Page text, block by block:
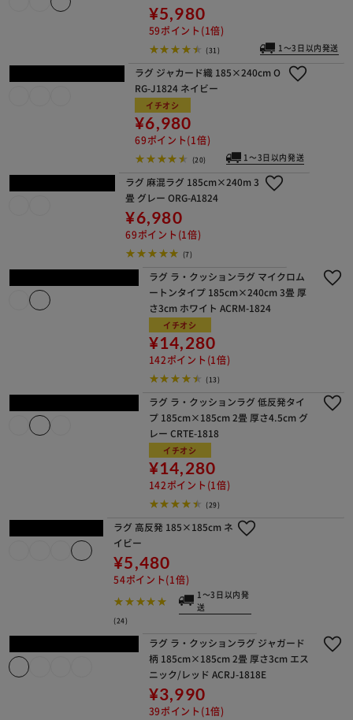
ラグ 和モダンラグ 185cm×240cm 3
畳 ベージュ×カーキ ORG-P1824
¥5,980
59ポイント(1倍)
ラグ 杢天竺キルトラグ 185cm×185c
m 2畳 ブルー ORG-M1818
¥5,980
59ポイント(1倍)
(31) 1～3日以内発送
ラグ ジャカード織 185×240cm O
RG-J1824 ネイビー
イチオシ
¥6,980
69ポイント(1倍)
(20)
ラグ 麻混ラグ 185cm×240m 3
畳 グレー ORG-A1824
¥6,980
69ポイント(1倍)
ラグ ラ・クッションラグ マイクロム
ートンタイプ 185cm×240cm 3畳 厚
イチオシ
¥14,280
142ポイント(1倍)
ラグ ラ・クッションラグ 低反発タイ